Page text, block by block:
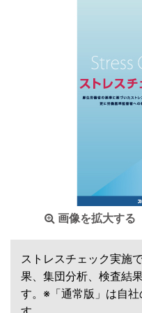
画像を拡大する
ストレスチェック実施
果、集団分析、検査結
す。※「通常版」は自